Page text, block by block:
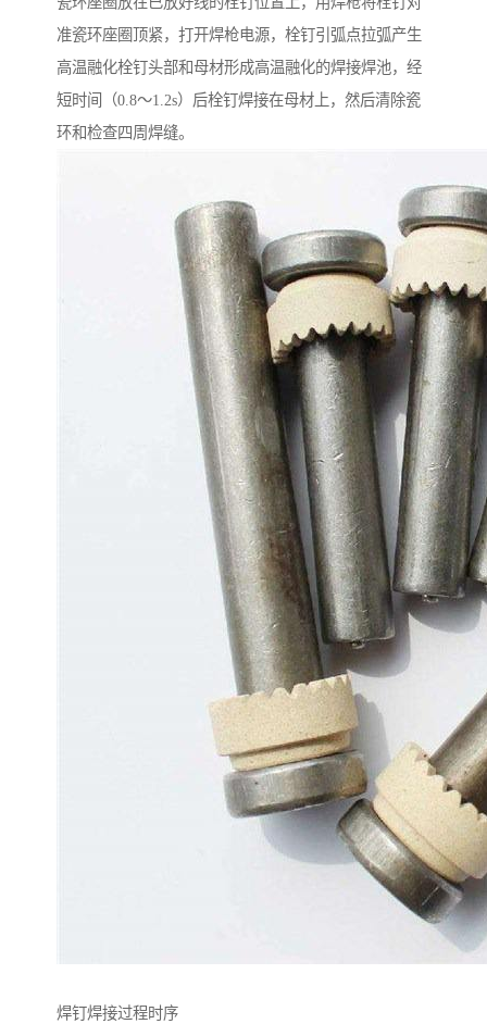
准瓷环座圈顶紧，打开焊枪电源，栓钉引弧点拉弧产生
高温融化栓钉头部和母材形成高温融化的焊接焊池，经
短时间（0.8～1.2s）后栓钉焊接在母材上，然后清除瓷
环和检查四周焊缝。
焊钉焊接过程时序